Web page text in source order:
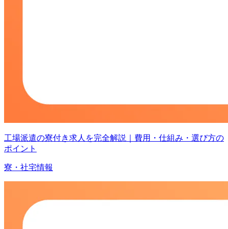
工場派遣の寮付き求人を完全解説｜費用・仕組み・選び方の
ポイント
寮・社宅情報